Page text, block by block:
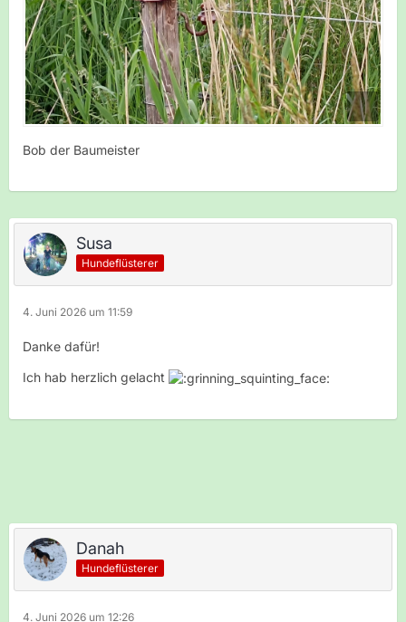
Bob der Baumeister
Susa
Hundeflüsterer
4. Juni 2026 um 11:59
Danke dafür!
Ich hab herzlich gelacht
Danah
Hundeflüsterer
4. Juni 2026 um 12:26